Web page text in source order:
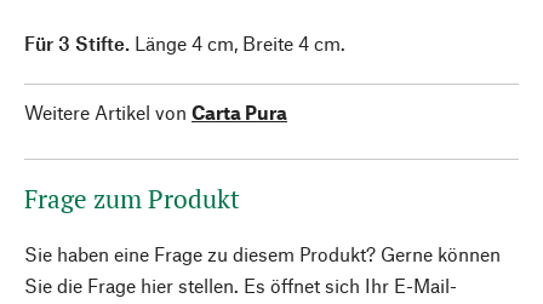
Für 3 Stifte. Länge 4 cm, Breite 4 cm.
Weitere Artikel von Carta Pura
Frage zum Produkt
Sie haben eine Frage zu diesem Produkt? Gerne können
Sie die Frage hier stellen. Es öffnet sich Ihr E-Mail-